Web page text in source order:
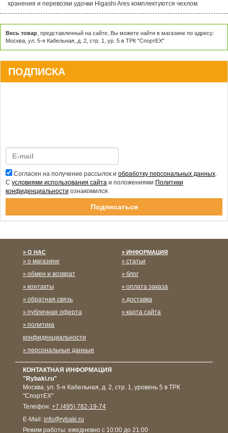
хранения и перевозки удочки Higashi Ares комплектуются чехлом
Весь товар , представленный на сайте, Вы можете найти в магазине по адресу:
Москва, ул. 5-я Кабельная, д. 2, стр. 1, ур. 5 в ТРК "СпортЕХ"
ПОДПИСКА
Согласен на получение рассылок и обработку персональных данных
С условиями использования сайта и положениями Политики
конфиденциальности ознакомился.
О НАС
о магазине
обмен и возврат
контакты
обратная связь
публичная оферта
политика
конфиденциальности
персональные данные
ИНФОРМАЦИЯ
статьи
блог
оплата заказа
доставка
карта сайта
КОНТАКТНАЯ ИНФОРМАЦИЯ
"Rybaki.ru"
Москва, ул. 5-я Кабельная, д. 2, стр. 1, уровень 5 в ТРК
"СпортЕХ"
Телефон: +7 (495) 782-19-74
E-Mail: info@rybaki.ru
Режим работы: ежедневно с 10:00 до 21:00